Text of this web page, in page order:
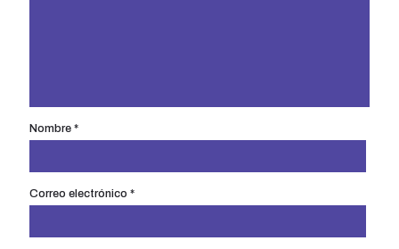
Nombre *
Correo electrónico *